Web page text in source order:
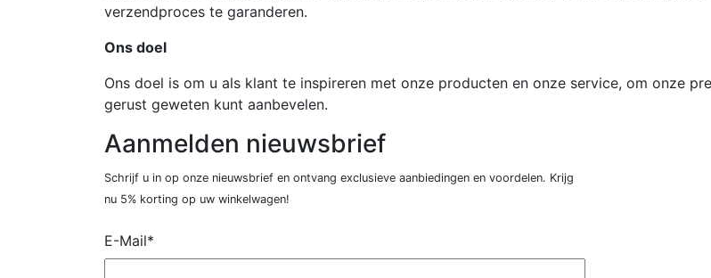
verzendproces te garanderen.
Ons doel
Ons doel is om u als klant te inspireren met onze producten en onze service, om onze
gerust geweten kunt aanbevelen.
Aanmelden nieuwsbrief
Schrijf u in op onze nieuwsbrief en ontvang exclusieve aanbiedingen en voordelen. Krijg
nu 5% korting op uw winkelwagen!
E-Mail*